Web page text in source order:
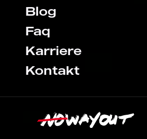
Blog
Faq
Karriere
Kontakt